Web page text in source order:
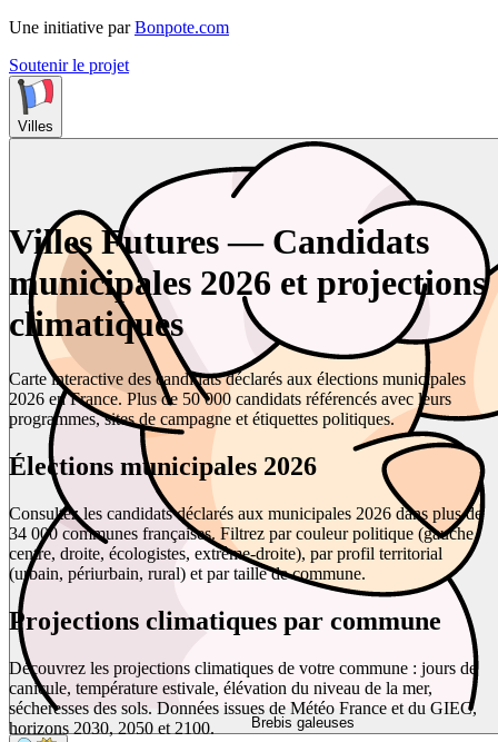
Une initiative par Bonpote.com
Soutenir le projet
Villes
Brebis galeuses
Villes Futures — Candidats
municipales 2026 et projections
climatiques
Carte interactive des candidats déclarés aux élections municipales
2026 en France. Plus de 50 000 candidats référencés avec leurs
programmes, sites de campagne et étiquettes politiques.
Élections municipales 2026
Consultez les candidats déclarés aux municipales 2026 dans plus de
34 000 communes françaises. Filtrez par couleur politique (gauche,
centre, droite, écologistes, extrême-droite), par profil territorial
(urbain, périurbain, rural) et par taille de commune.
Projections climatiques par commune
Découvrez les projections climatiques de votre commune : jours de
canicule, température estivale, élévation du niveau de la mer,
sécheresses des sols. Données issues de Météo France et du GIEC,
horizons 2030, 2050 et 2100.